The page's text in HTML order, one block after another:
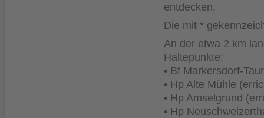
entdecken.
Die mit *
An der etwa 2 km
Haltepunkte:
• Bf Markersdorf-
• Hp Alte Mühle
• Hp Amselgrund
• Hp